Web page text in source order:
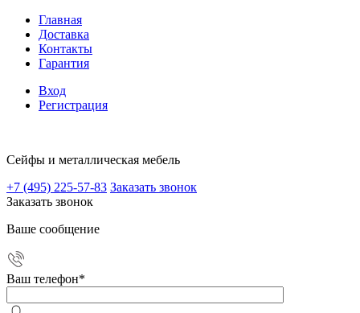
Главная
Доставка
Контакты
Гарантия
Вход
Регистрация
Сейфы и металлическая мебель
+7 (495) 225-57-83 Заказать звонок
Заказать звонок
Ваше сообщение
Ваш телефон*